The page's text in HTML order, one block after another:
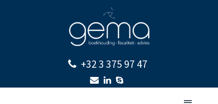
+32 3 375 97 47